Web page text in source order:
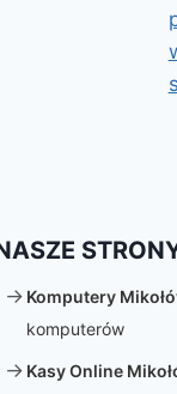
Komputery
komputerów
Kasy Online